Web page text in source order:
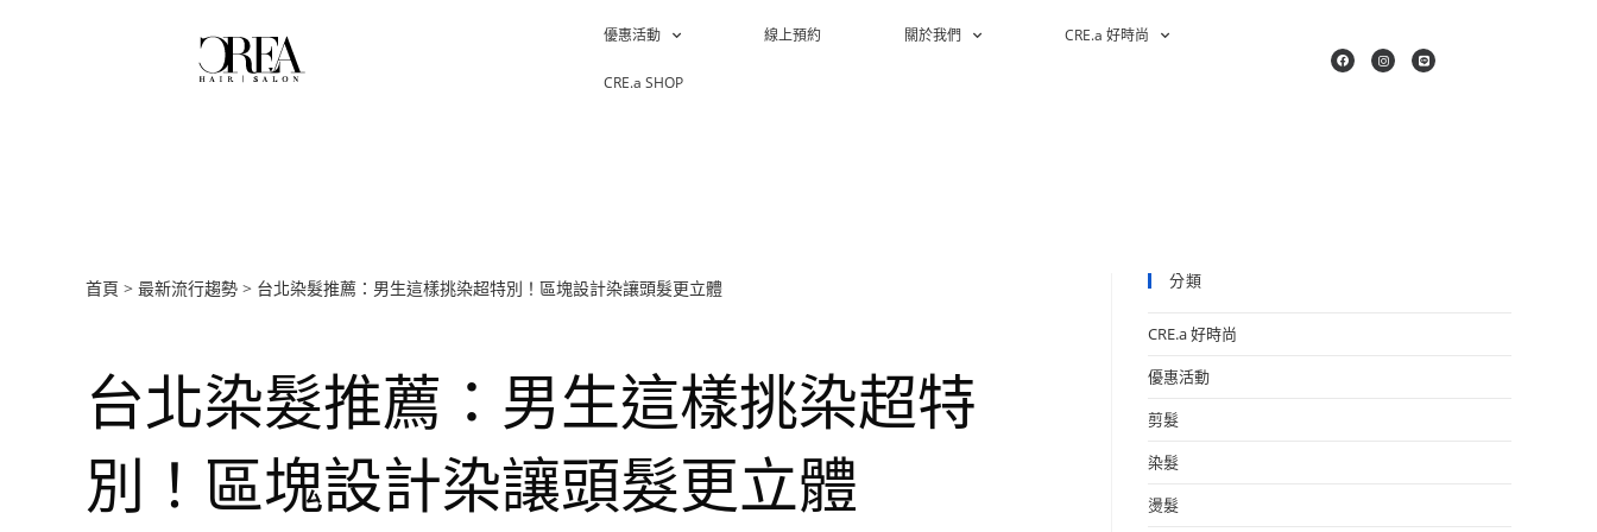
優惠活動 線上預約 關於我們 CRE.a 好時尚
CRE.a SHOP
首頁 > 最新流行趨勢 > 台北染髮推薦：男生這樣挑染超特別！區塊設計染讓頭髮更立體
台北染髮推薦：男生這樣挑染超特
別！區塊設計染讓頭髮更立體
分類
CRE.a 好時尚
優惠活動
剪髮
染髮
燙髮